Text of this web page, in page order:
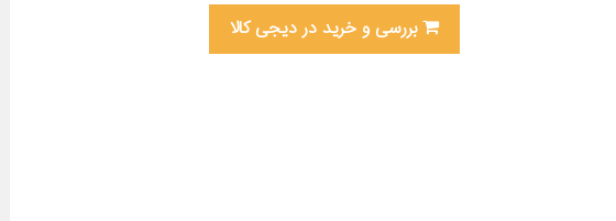
بررسی و خرید در دیجی کالا